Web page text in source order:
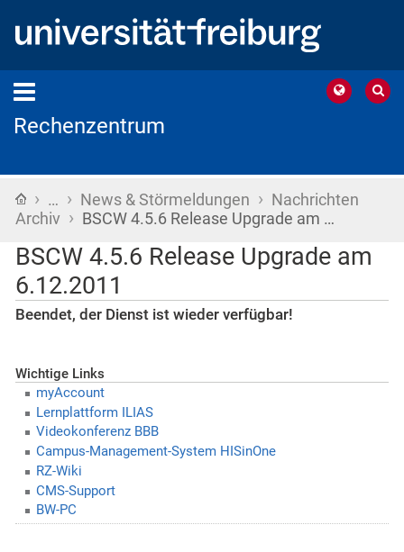
Rechenzentrum
Startseite
› … › News & Störmeldungen › Nachrichten
Archiv › BSCW 4.5.6 Release Upgrade am …
BSCW 4.5.6 Release Upgrade am
6.12.2011
Beendet, der Dienst ist wieder verfügbar!
Wichtige Links
myAccount
Lernplattform ILIAS
Videokonferenz BBB
Campus-Management-System HISinOne
RZ-Wiki
CMS-Support
BW-PC